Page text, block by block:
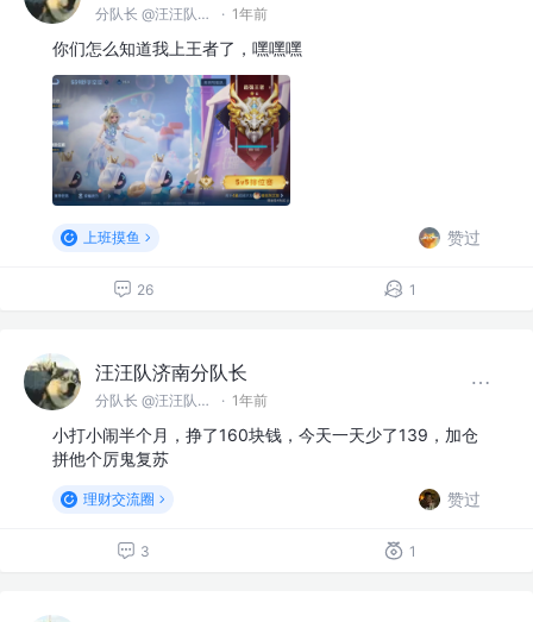
分队长 @汪汪队济南分队 · 1年前
你们怎么知道我上王者了，嘿嘿嘿
上班摸鱼 赞过
26 1
汪汪队济南分队长
分队长 @汪汪队济南分队 · 1年前
小打小闹半个月，挣了160块钱，今天一天少了139，加仓
拼他个厉鬼复苏
理财交流圈 赞过
3 1